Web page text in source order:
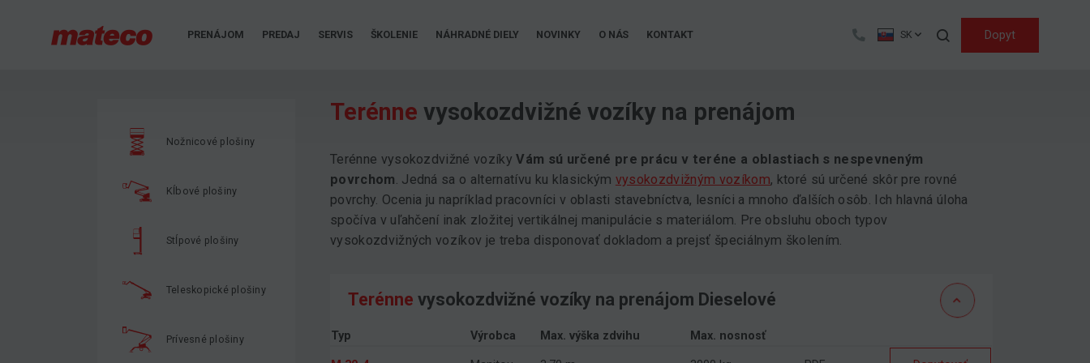
PRENÁJOM PREDAJ SERVIS ŠKOLENIE NÁHRADNÉ DIELY NOVINKY O NÁS KONTAKT SK Dopyt
Hľadať
Nožnicové plošiny
Kĺbové plošiny
Stĺpové plošiny
Teleskopické plošiny
Prívesné plošiny
Terénne vysokozdvižné vozíky na prenájom
Terénne vysokozdvižné vozíkyVám sú určené pre prácu v teréne a oblastiach s nespevneným
povrchom. Jedná sa o alternatívu ku klasickým vysokozdvižným vozíkom, ktoré sú určené skôr pre rovné
povrchy. Ocenia ju napríklad pracovníci v oblasti stavebníctva, lesníci a mnoho ďalších osôb. Ich hlavná úloha
spočíva v uľahčení inak zložitej vertikálnej manipulácie s materiálom. Pre obsluhu oboch typov
vysokozdvižných vozíkov je treba disponovať dokladom a prejsť špeciálnym školením.
Terénne vysokozdvižné vozíky na prenájom Dieselové
Typ Výrobca Max. výška zdvihu Max. nosnosť